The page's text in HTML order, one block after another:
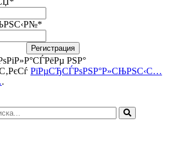
*
Регистрация
РЅР°
РїРµСЂСЃРѕРЅР°Р»СЊРЅС‹С…
.